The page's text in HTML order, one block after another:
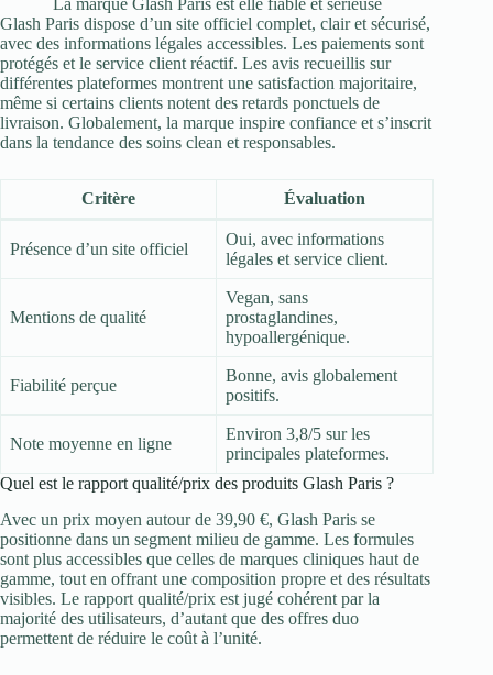
La marque Glash Paris est elle fiable et sérieuse
Glash Paris dispose d’un site officiel complet, clair et sécurisé,
avec des informations légales accessibles. Les paiements sont
protégés et le service client réactif. Les avis recueillis sur
différentes plateformes montrent une satisfaction majoritaire,
même si certains clients notent des retards ponctuels de
livraison. Globalement, la marque inspire confiance et s’inscrit
dans la tendance des soins clean et responsables.
Critère Évaluation
Présence d’un site officiel
Oui, avec informations
légales et service client.
Mentions de qualité
Vegan, sans
prostaglandines,
hypoallergénique.
Fiabilité perçue
Bonne, avis globalement
positifs.
Note moyenne en ligne
Environ 3,8/5 sur les
principales plateformes.
Quel est le rapport qualité/prix des produits Glash Paris ?
Avec un prix moyen autour de 39,90 €, Glash Paris se
positionne dans un segment milieu de gamme. Les formules
sont plus accessibles que celles de marques cliniques haut de
gamme, tout en offrant une composition propre et des résultats
visibles. Le rapport qualité/prix est jugé cohérent par la
majorité des utilisateurs, d’autant que des offres duo
permettent de réduire le coût à l’unité.